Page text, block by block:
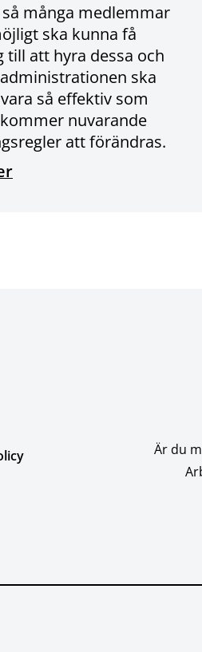
många medlemmar
ska kunna få
till att hyra dessa och
ska
så effektiv som
nuvarande
att förändras.
Är du